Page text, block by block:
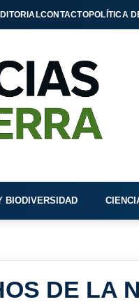
CONTACTOPOLÍTICA
BIODIVERSIDAD
DE LA